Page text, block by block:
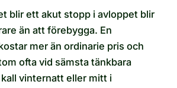
blir ett akut stopp i avloppet blir
än att förebygga. En
mer än ordinarie pris och
ofta vid sämsta tänkbara
vinternatt eller mitt i